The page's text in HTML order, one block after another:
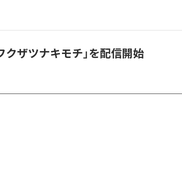
クザツナキモチ」を配信開始